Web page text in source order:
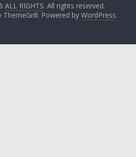
ALL RIGHTS. All rights reserved.
ThemeGrill. Powered by WordPress.